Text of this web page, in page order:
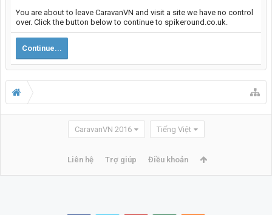
You are about to leave CaravanVN and visit a site we have no control
over. Click the button below to continue to spikeround.co.uk.
Continue...
CaravanVN 2016 Tiếng Việt
Liên hệ Trợ giúp Điều khoản